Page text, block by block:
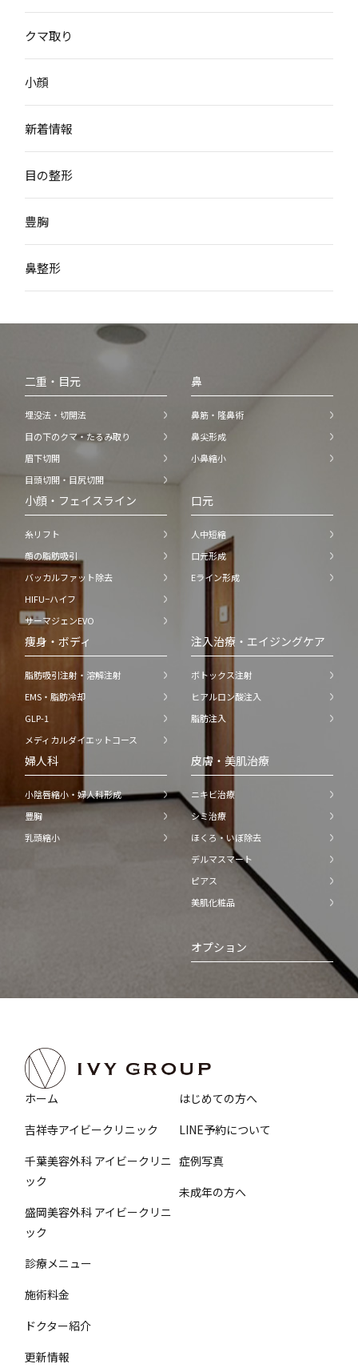
クマ取り
小顔
新着情報
目の整形
豊胸
鼻整形
二重・目元
埋没法・切開法
目の下のクマ・たるみ取り
眉下切開
目頭切開・目尻切開
鼻
鼻筋・隆鼻術
鼻尖形成
小鼻縮小
小顔・フェイスライン
糸リフト
顔の脂肪吸引
バッカルファット除去
HIFU−ハイフ
サーマジェンEVO
口元
人中短縮
口元形成
Eライン形成
痩身・ボディ
脂肪吸引注射・溶解注射
EMS・脂肪冷却
GLP-1
メディカルダイエットコース
注入治療・エイジングケア
ボトックス注射
ヒアルロン酸注入
脂肪注入
婦人科
小陰唇縮小・婦人科形成
豊胸
乳頭縮小
皮膚・美肌治療
ニキビ治療
シミ治療
ほくろ・いぼ除去
デルマスマート
ピアス
美肌化粧品
オプション
ホーム
吉祥寺アイビークリニック
千葉美容外科 アイビークリニ
ック
盛岡美容外科 アイビークリニ
ック
診療メニュー
施術料金
ドクター紹介
はじめての方へ
LINE予約について
症例写真
未成年の方へ
更新情報